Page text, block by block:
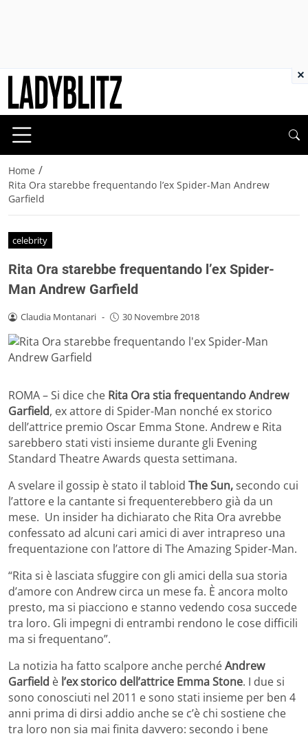
Home /
Rita Ora starebbe frequentando l’ex Spider-Man Andrew
Garfield
celebrity
Rita Ora starebbe frequentando l’ex Spider-
Man Andrew Garfield
Claudia Montanari - 30 Novembre 2018
ROMA – Si dice che Rita Ora stia frequentando Andrew
Garfield, ex attore di Spider-Man nonché ex storico
dell’attrice premio Oscar Emma Stone. Andrew e Rita
sarebbero stati visti insieme durante gli Evening
Standard Theatre Awards questa settimana.
A svelare il gossip è stato il tabloid The Sun,secondo cui
l’attore e la cantante si frequenterebbero già da un
mese. Un insider ha dichiarato che Rita Ora avrebbe
confessato ad alcuni cari amici di aver intrapreso una
frequentazione con l’attore di The Amazing Spider-Man.
“Rita si è lasciata sfuggire con gli amici della sua storia
d’amore con Andrew circa un mese fa. È ancora molto
presto, ma si piacciono e stanno vedendo cosa succede
tra loro. Gli impegni di entrambi rendono le cose difficili
ma si frequentano”.
La notizia ha fatto scalpore anche perchéAndrew
Garfield è l’ex storico dell’attrice Emma Stone. I due si
sono conosciuti nel 2011 e sono stati insieme per ben 4
anni prima di dirsi addio anche se c’è chi sostiene che
tra loro non sia mai finita davvero: secondo i bene
×